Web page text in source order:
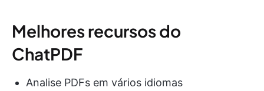
Melhores recursos do
ChatPDF
Analise PDFs em vários idiomas